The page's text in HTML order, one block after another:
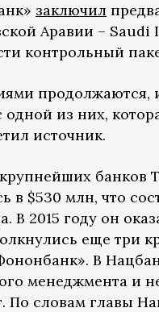
заключил
Аравии – Saudi
контрольный
продолжаются,
из них,
источник.
банков
в $530 млн, что
В 2015 году он
еще три
В
менеджмента и
По словам главы